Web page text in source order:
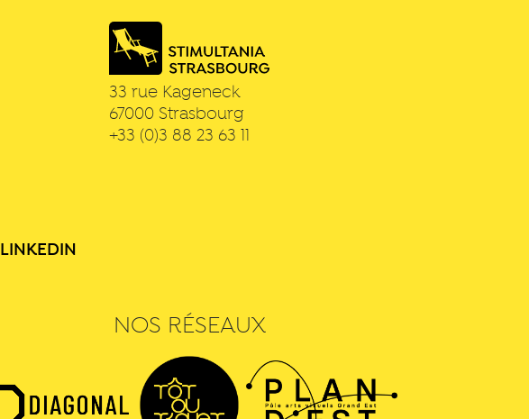
33 rue Kageneck
67000 Strasbourg
+33 (0)3 88 23 63 11
LINKEDIN
NOS RÉSEAUX